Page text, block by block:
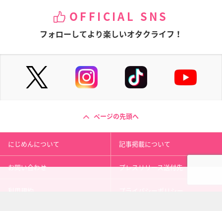
OFFICIAL SNS
フォローしてより楽しいオタクライフ！
ページの先頭へ
にじめんについて 記事掲載について
お問い合わせ プレスリリース送付先